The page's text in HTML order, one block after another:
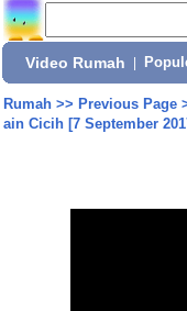
Video Rumah
Rumah>> Previous Page
ain Cicih [7 September